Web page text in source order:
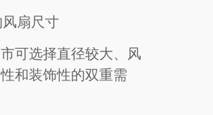
扇尺寸
可选择直径较大、风
和装饰性的双重需